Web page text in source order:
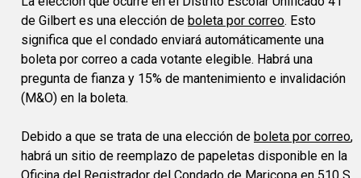
de Gilbert es una elección de boleta por correo. Esto
significa que el condado enviará automáticamente una
boleta por correo a cada votante elegible. Habrá una
pregunta de fianza y 15% de mantenimiento e invalidación
(M&O) en la boleta.
Debido a que se trata de una elección de boleta por correo,
habrá un sitio de reemplazo de papeletas disponible en la